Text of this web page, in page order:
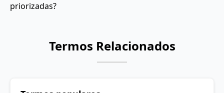
priorizadas?
Termos Relacionados